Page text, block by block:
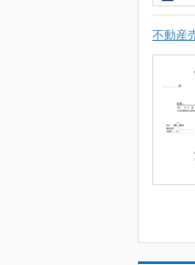
不動産